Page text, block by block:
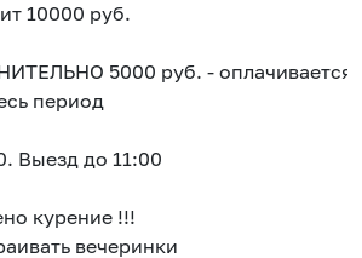
10000 руб.
5000 руб. - оплачивается
период
Выезд до 11:00
курение !!!
вечеринки